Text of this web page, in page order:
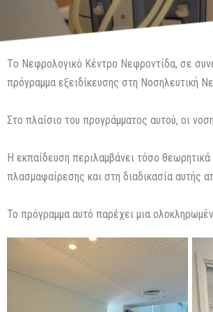
Tο Νεφρολογικό Κέντρο Νεφροντίδα, σε
πρόγραμμα εξειδίκευσης στη Νοσηλευτική
Στο πλαίσιο του προγράμματος αυτού, οι
Η εκπαίδευση περιλαμβάνει τόσο
πλασμαφαίρεσης και στη διαδικασία αυτής
Το πρόγραμμα αυτό παρέχει μια